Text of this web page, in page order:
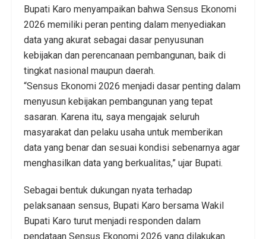
Bupati Karo menyampaikan bahwa Sensus Ekonomi
2026 memiliki peran penting dalam menyediakan
data yang akurat sebagai dasar penyusunan
kebijakan dan perencanaan pembangunan, baik di
tingkat nasional maupun daerah.
“Sensus Ekonomi 2026 menjadi dasar penting dalam
menyusun kebijakan pembangunan yang tepat
sasaran. Karena itu, saya mengajak seluruh
masyarakat dan pelaku usaha untuk memberikan
data yang benar dan sesuai kondisi sebenarnya agar
menghasilkan data yang berkualitas,” ujar Bupati.
Sebagai bentuk dukungan nyata terhadap
pelaksanaan sensus, Bupati Karo bersama Wakil
Bupati Karo turut menjadi responden dalam
pendataan Sensus Ekonomi 2026 yang dilakukan